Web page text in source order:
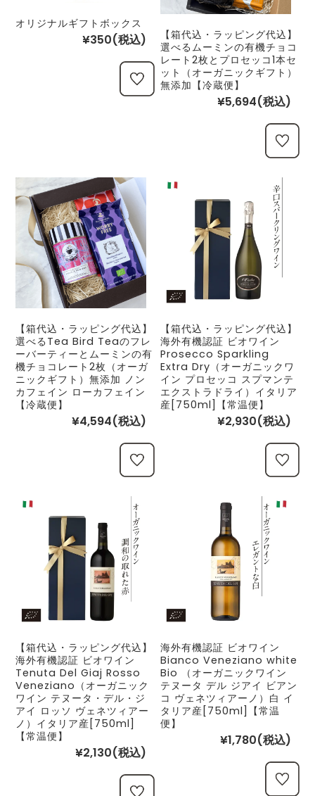
オリジナルギフトボックス
¥350(税込)
【箱代込・ラッピング代込】
選べるムーミンの有機チョコ
レート2枚とプロセッコ1本セ
ット（オーガニックギフト）
無添加【冷蔵便】
¥5,694(税込)
【箱代込・ラッピング代込】
選べるTea Bird Teaのフレ
ーバーティーとムーミンの有
機チョコレート2枚（オーガ
ニックギフト）無添加 ノン
カフェイン ローカフェイン
【冷蔵便】
¥4,594(税込)
【箱代込・ラッピング代込】
海外有機認証 ビオワイン
Prosecco Sparkling
Extra Dry（オーガニックワ
イン プロセッコ スプマンテ
エクストラドライ）イタリア
産[750ml]【常温便】
¥2,930(税込)
【箱代込・ラッピング代込】
海外有機認証 ビオワイン
Tenuta Del Giaj Rosso
Veneziano（オーガニック
ワイン テヌータ・デル・ジ
アイ ロッソ ヴェネツィアー
ノ）イタリア産[750ml]
【常温便】
¥2,130(税込)
海外有機認証 ビオワイン
Bianco Veneziano white
Bio （オーガニックワイン
テヌータ デル ジアイ ビアン
コ ヴェネツィアーノ）白 イ
タリア産[750ml]【常温
便】
¥1,780(税込)